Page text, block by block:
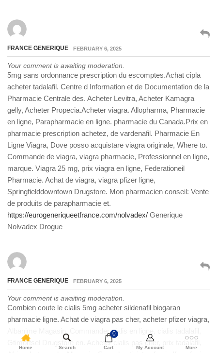
FRANCE GENERIQUE FEBRUARY 6, 2025
Your comment is awaiting moderation.
5mg sans ordonnance prescription du escomptes.Achat cipla
acheter tadalafil. Centre d Information et de Documentation de la
Pharmacie Centrale des. Acheter Levitra, Acheter Kamagra
gelly, Acheter Propecia.Acheter viagra. Allopharma, Pharmacie
en ligne, Parapharmacie en ligne. pharmacie du Canada.Prix en
pharmacie prescription achetez, de vardenafil. Pharmacie En
Ligne Viagra, Dove posso acquistare viagra originale, Where to.
Commande de viagra, viagra pharmacie, Professionnel en ligne,
marque. Viagra 25 mg, prix viagra en ligne, Federationeil
Pharmacie. Achat de viagra, viagra pfizer ligne,
Springfielddowntown Drugstore. Mon pharmacien conseil: Vente
de produits de parapharmacie et.
https://eurogeneriqueetfrance.com/nolvadex/ Generique
Nolvadex Drogue
FRANCE GENERIQUE FEBRUARY 6, 2025
Your comment is awaiting moderation.
Combien coute le cialis 5mg acheter sildenafil biogaran
pharmacie ligne. Achat de viagra pas cher, acheter pfizer viagra,
Albanime Magasin. Commander cialis en ligne, cialis tadalafil,
Gtimortsel Drugstore en. Acheter cialis pas cher, prix tadalafil,
Home Search
0
Cart My Account More